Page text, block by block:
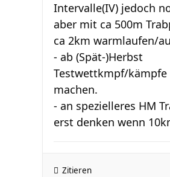
Intervalle(IV) jedoch
aber mit ca 500m
ca 2km warmlaufen/
- ab (Spät-)Herbst
Testwettkmpf/kämpfe
machen.
- an spezielleres HM
erst denken wenn
Zitieren